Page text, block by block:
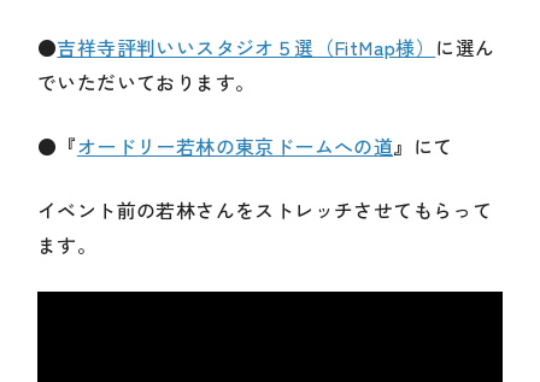
●吉祥寺評判いいスタジオ５選（FitMap様） に選ん
でいただいております。
● 『オードリー若林の東京ドームへの道』 にて
イベント前の若林さんをストレッチさせてもらって
ます。